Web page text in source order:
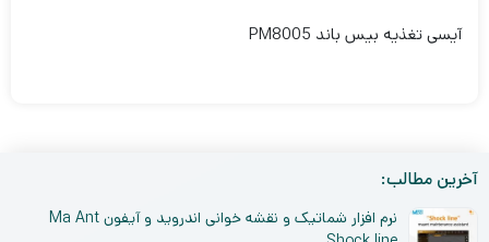
آیسی تغذیه بیس باند PM8005
آخرین مطالب:
نرم افزار شماتیک و نقشه خوانی اندروید و آیفون Ma Ant